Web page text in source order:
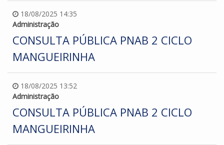
18/08/2025 14:35
Administração
CONSULTA PÚBLICA PNAB 2 CICLO
MANGUEIRINHA
18/08/2025 13:52
Administração
CONSULTA PÚBLICA PNAB 2 CICLO
MANGUEIRINHA